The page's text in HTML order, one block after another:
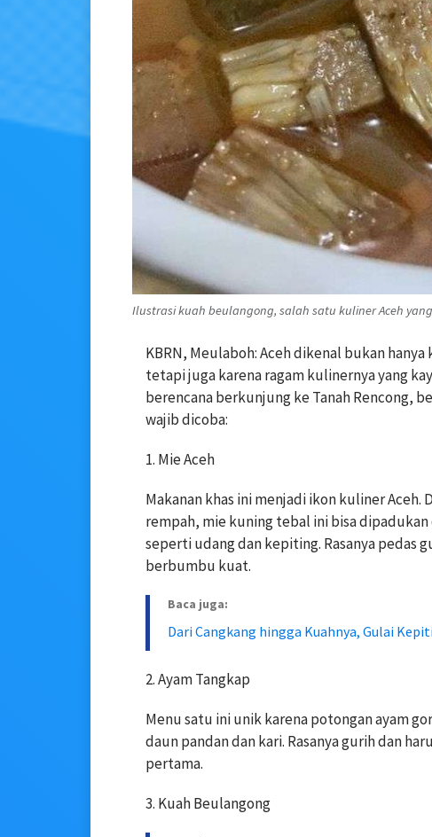
Ilustrasi kuah beulangong, salah satu kuliner Aceh
KBRN, Meulaboh: Aceh dikenal bukan
tetapi juga karena ragam kulinernya yang
berencana berkunjung ke Tanah Rencong,
wajib dicoba:
1. Mie Aceh
Makanan khas ini menjadi ikon kuliner
rempah, mie kuning tebal ini bisa
seperti udang dan kepiting. Rasanya pedas
berbumbu kuat.
Baca juga:
Dari Cangkang hingga Kuahnya, Gulai
2. Ayam Tangkap
Menu satu ini unik karena potongan ayam
daun pandan dan kari. Rasanya gurih dan
pertama.
3. Kuah Beulangong